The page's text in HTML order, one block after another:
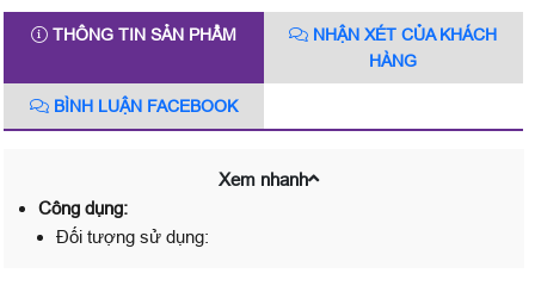
THÔNG TIN SẢN PHẨM
NHẬN XÉT CỦA KHÁCH
HÀNG
BÌNH LUẬN FACEBOOK
Xem nhanh
Công dụng:
Đối tượng sử dụng: